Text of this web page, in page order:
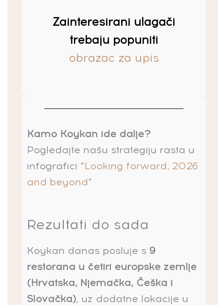
Zainteresirani ulagači
trebaju popuniti
obrazac za upis
Kamo Koykan ide dalje?
Pogledajte našu strategiju rasta u
infografici “Looking forward, 2026
and beyond“
Rezultati do sada
Koykan danas posluje s 9
restorana u četiri europske zemlje
(Hrvatska, Njemačka, Češka i
Slovačka), uz dodatne lokacije u